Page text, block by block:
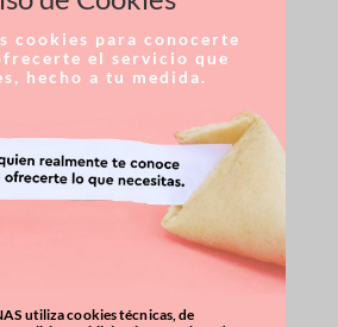
Cabells
cookies para conocerte
el servicio que
hecho a tu medida.
utiliza cookies técnicas, de